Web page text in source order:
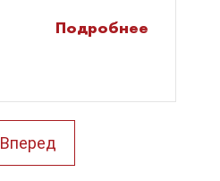
Подробнее
Вперед